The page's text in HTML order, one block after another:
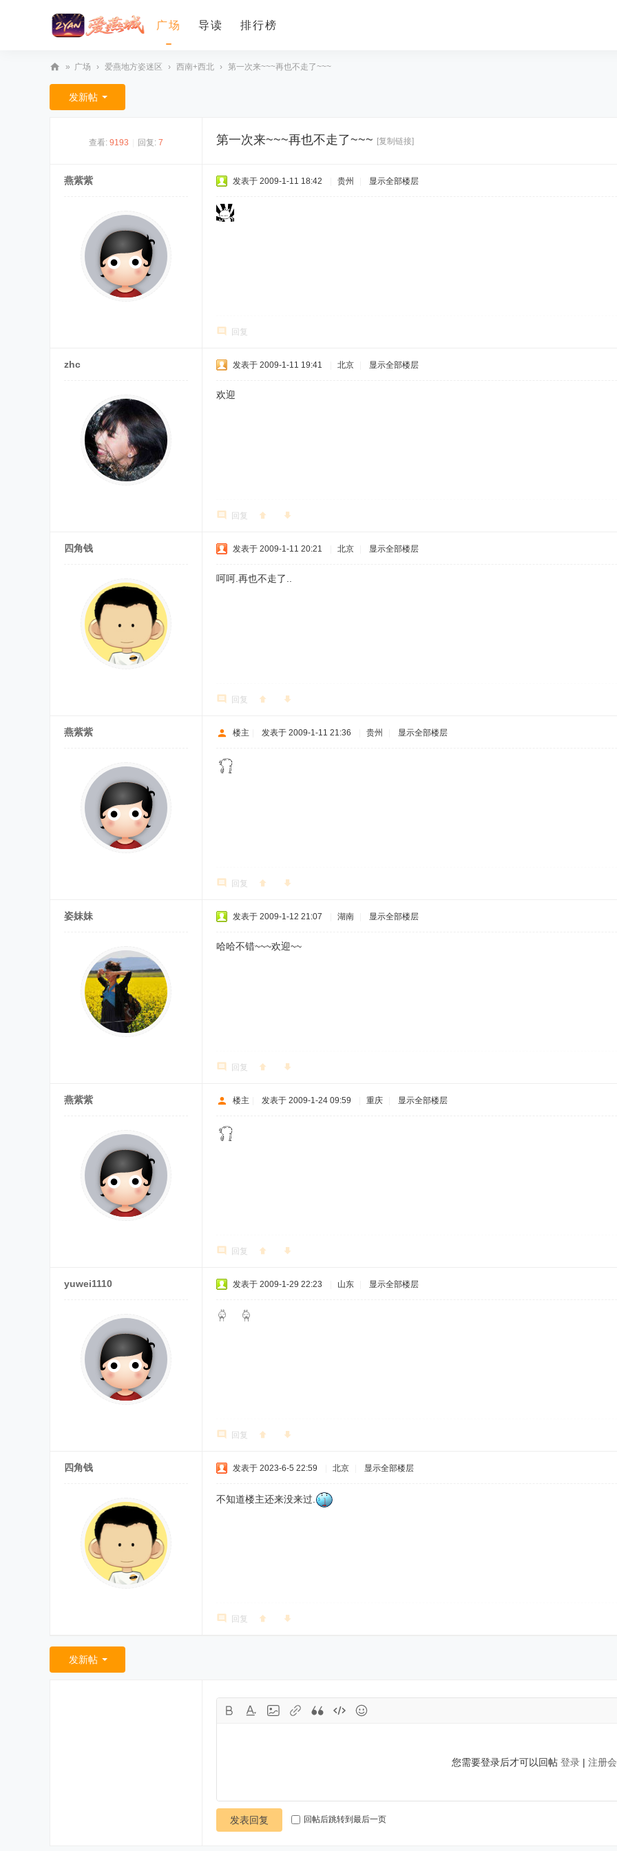
广场 导读 排行榜
爱
燕
» 广场 › 爱燕地方姿迷区 › 西南+西北 › 第一次来~~~再也不走了~~~
发新帖
查看: 9193 回复: 7 第一次来~~~再也不走了~~~ [复制链接]
燕紫紫 发表于 2009-1-11 18:42 贵州 显示全部楼层
回复
zhc 发表于 2009-1-11 19:41 北京 显示全部楼层
欢迎
回复
四角钱 发表于 2009-1-11 20:21 北京 显示全部楼层
呵呵.再也不走了..
回复
燕紫紫 楼主 发表于 2009-1-11 21:36 贵州 显示全部楼层
回复
姿妹妹 发表于 2009-1-12 21:07 湖南 显示全部楼层
哈哈不错~~~欢迎~~
回复
燕紫紫 楼主 发表于 2009-1-24 09:59 重庆 显示全部楼层
回复
yuwei1110 发表于 2009-1-29 22:23 山东 显示全部楼层
回复
四角钱 发表于 2023-6-5 22:59 北京 显示全部楼层
不知道楼主还来没来过.
回复
发新帖
您需要登录后才可以回帖 登录| 注册
发表回复 回帖后跳转到最后一页